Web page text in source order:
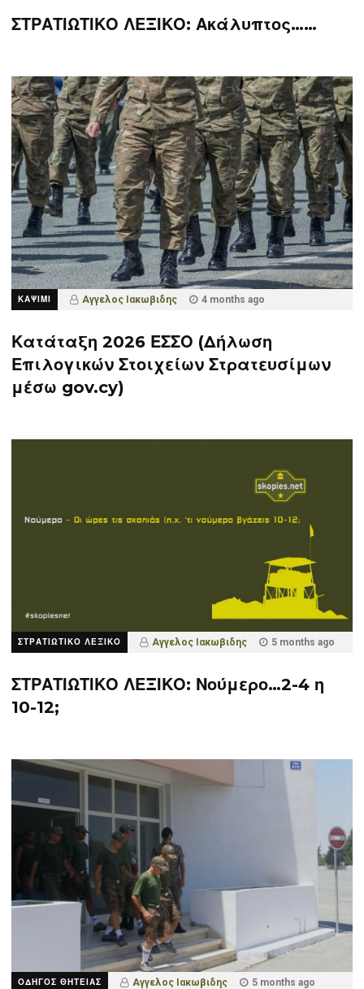
ΣΤΡΑΤΙΩΤΙΚΟ ΛΕΞΙΚΟ: Ακάλυπτος……
ΚΑΨΙΜΙ Αγγελος Ιακωβιδης 4 months ago
Κατάταξη 2026 ΕΣΣΟ (Δήλωση
Επιλογικών Στοιχείων Στρατευσίμων
μέσω gov.cy)
ΣΤΡΑΤΙΩΤΙΚΟ ΛΕΞΙΚΟ Αγγελος Ιακωβιδης 5 months ago
ΣΤΡΑΤΙΩΤΙΚΟ ΛΕΞΙΚΟ: Νούμερο…2-4 η
10-12;
ΟΔΗΓΟΣ ΘΗΤΕΙΑΣ Αγγελος Ιακωβιδης 5 months ago